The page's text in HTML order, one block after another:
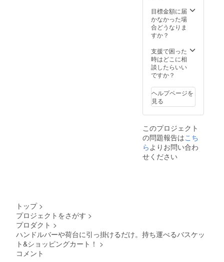
予定価
格より
下がる
いま
す。 ※
ご注文
状況、
材の供
給状
況、製
造工程
合等に
より出
荷時期
が遅れ
る場合
目標金額に届
かなかった場
合どうなりま
すか？
支援で困った
時はどこに相
談したらいい
ですか？
ヘルプページを
見る
このプロジェクト
の問題報告はこち
らよりお問い合わ
せください
トップ >
プロジェクトをさがす >
プロダクト >
ハンドルバーや荷台に引っ掛けるだけ。持ち運べるバスケッ
ト&ショッピングカート！ >
コメント